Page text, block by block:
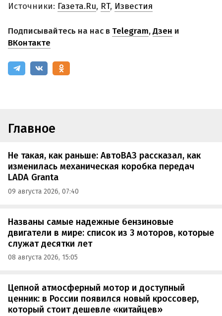
Источники: Газета.Ru, RT, Известия
Подписывайтесь на нас в Telegram,Дзен и
ВКонтакте
Главное
Не такая, как раньше: АвтоВАЗ рассказал, как
изменилась механическая коробка передач
LADA Granta
09 августа 2026, 07:40
Названы самые надежные бензиновые
двигатели в мире: список из 3 моторов, которые
служат десятки лет
08 августа 2026, 15:05
Цепной атмосферный мотор и доступный
ценник: в России появился новый кроссовер,
который стоит дешевле «китайцев»